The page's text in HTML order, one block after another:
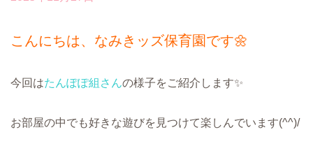
こんにちは、なみきッズ保育園です🌼
今回はたんぽぽ組さんの様子をご紹介します✨
お部屋の中でも好きな遊びを見つけて楽しんでいます(^^)/